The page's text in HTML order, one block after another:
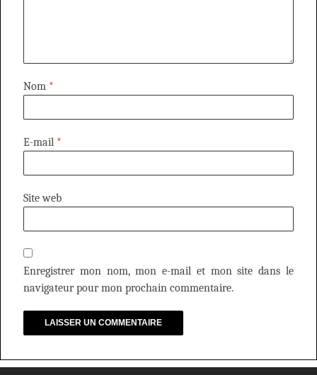
Nom *
E-mail *
Site web
Enregistrer mon nom, mon e-mail et mon site dans le
navigateur pour mon prochain commentaire.